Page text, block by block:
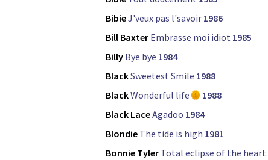
BibieJ'veux pas l'savoir 1986
Bill Baxter Embrasse moi idiot 1985
Billy Bye bye 1984
BlackSweetest Smile 1988
BlackWonderful life
1988
Black LaceAgadoo 1984
Blondie The tide is high 1981
Bonnie Tyler Total eclipse of the heart